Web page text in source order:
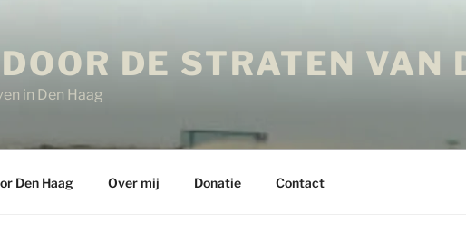
DE STRATEN VAN
in Den Haag
Den Haag Over mij Donatie Contact